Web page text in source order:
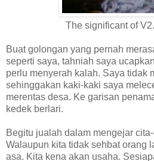
The significant of
Buat golongan yang pernah
seperti saya, tahniah saya
perlu menyerah kalah. Saya tidak
sehinggakan kaki-kaki saya
merentas desa. Ke garisan
kedek berlari.
Begitu jualah dalam mengejar
Walaupun kita tidak sehbat orang
asa. Kita kena akan usaha.